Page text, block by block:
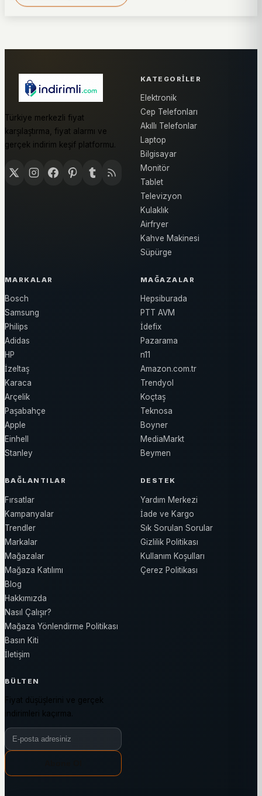
Türkiye merkezli fiyat
karşılaştırma, fiyat alarmı ve
gerçek indirim keşif platformu.
KATEGORILER
Elektronik
Cep Telefonları
Akıllı Telefonlar
Laptop
Bilgisayar
Monitör
Tablet
Televizyon
Kulaklık
Airfryer
Kahve Makinesi
Süpürge
MARKALAR
Bosch
Samsung
Philips
Adidas
HP
İzeltaş
Karaca
Arçelik
Paşabahçe
Apple
Einhell
Stanley
MAĞAZALAR
Hepsiburada
PTT AVM
İdefix
Pazarama
n11
Amazon.com.tr
Trendyol
Koçtaş
Teknosa
Boyner
MediaMarkt
Beymen
BAĞLANTILAR
Fırsatlar
Kampanyalar
Trendler
Markalar
Mağazalar
Mağaza Katılımı
Blog
Hakkımızda
Nasıl Çalışır?
Mağaza Yönlendirme Politikası
Basın Kiti
İletişim
DESTEK
Yardım Merkezi
İade ve Kargo
Sık Sorulan Sorular
Gizlilik Politikası
Kullanım Koşulları
Çerez Politikası
BÜLTEN
Fiyat düşüşlerini ve gerçek
indirimleri kaçırma.
Bülten e-posta adresiniz